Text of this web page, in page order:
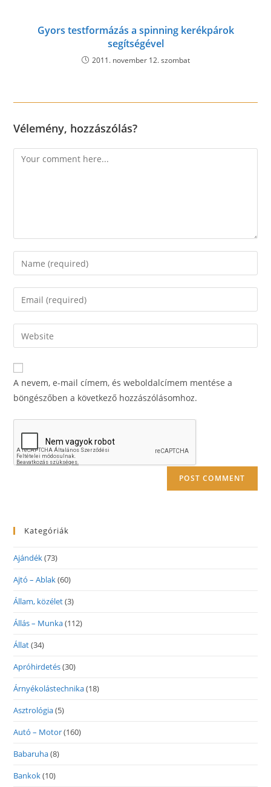
Gyors testformázás a spinning kerékpárok
segítségével
2011. november 12. szombat
Vélemény, hozzászólás?
Comment
Enter
your
name
comment
Enter
your
email
address
comment
Enter
your
website
URL
A nevem, e-mail címem, és weboldalcímem mentése a
böngészőben a következő hozzászólásomhoz.
Kategóriák
Ajándék(73)
Ajtó – Ablak(60)
Állam, közélet(3)
Állás – Munka(112)
Állat(34)
Apróhirdetés(30)
Árnyékolástechnika(18)
Asztrológia(5)
Autó – Motor(160)
Babaruha(8)
Bankok(10)